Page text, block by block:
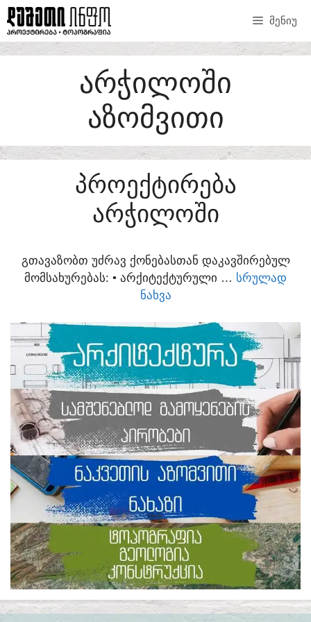
SKIP
TO
CONTENT
ᲛᲔᲜᲘᲣ
ᲐᲠᲭᲘᲚᲝᲨᲘ
ᲐᲖᲝᲛᲕᲘᲗᲘ
ᲞᲠᲝᲔᲥᲢᲘᲠᲔᲑᲐ
ᲐᲠᲭᲘᲚᲝᲨᲘ
ᲒᲗᲐᲕᲐᲖᲝᲑᲗ ᲣᲫᲠᲐᲕ ᲥᲝᲜᲔᲑᲐᲡᲗᲐᲜ ᲓᲐᲙᲐᲕᲨᲘᲠᲔᲑᲣᲚ
ᲛᲝᲛᲡᲐᲮᲣᲠᲔᲑᲐᲡ:​ • ᲐᲠᲥᲘᲢᲔᲥᲢᲣᲠᲣᲚᲘ … ᲡᲠᲣᲚᲐᲓ
ᲜᲐᲮᲕᲐ